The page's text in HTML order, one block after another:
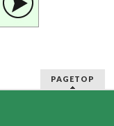
PAGETOP